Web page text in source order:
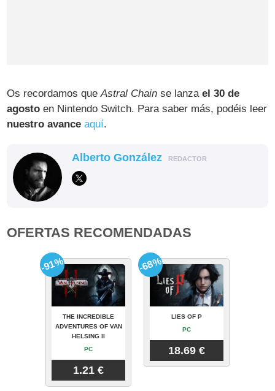
Os recordamos queAstral Chain se lanzael 30 de
agosto en Nintendo Switch. Para saber más, podéis leer
nuestro avance aquí.
Alberto González REDACTOR
OFERTAS RECOMENDADAS
THE INCREDIBLE
ADVENTURES OF VAN
HELSING II
PC
1.21 €
-91%
LIES OF P
PC
18.69 €
-68%